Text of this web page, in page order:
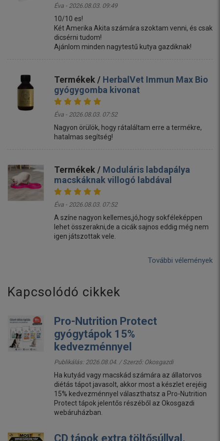
Éva - 2026.08.03. 09:49
10/10 es!
Két Amerika Akita számára szoktam venni, és csak
dicsérni tudom!
Ajánlom minden nagytestű kutya gazdiknak!
Termékek / HerbalVet Immun Max Bio
gyógygomba kivonat
Éva - 2026.08.03. 07:52
Nagyon örülök, hogy rátaláltam erre a termékre,
hatalmas segítség!
Termékek / Moduláris labdapálya
macskáknak villogó labdával
Éva - 2026.08.03. 07:52
A színe nagyon kellemes,jó,hogy sokféleképpen
lehet összerakni,de a cicák sajnos eddig még nem
igen játszottak vele.
További vélemények
Kapcsolódó cikkek
Pro-Nutrition Protect
gyógytápok 15%
kedvezménnyel
Publikálás: 2026.08.04. / Szerző: Okosgazdi
Ha kutyád vagy macskád számára az állatorvos
diétás tápot javasolt, akkor most a készlet erejéig
15% kedvezménnyel választhatsz a Pro-Nutrition
Protect tápok jelentős részéből az Okosgazdi
webáruházban.
CD tápok extra töltősúllyal,